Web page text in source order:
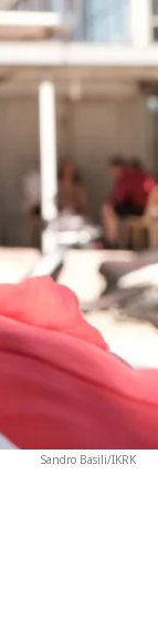
Sandro Basili/IKRK